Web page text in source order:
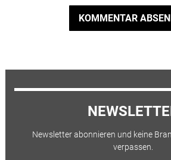
KOMMENTAR
Newsletter abonnieren und keine
verpassen.